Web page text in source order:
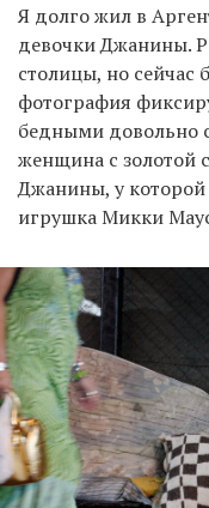
Я долго жил в
девочки Джанины.
столицы, но сейчас
фотография
бедными довольно
женщина с золотой
Джанины, у
игрушка Микки